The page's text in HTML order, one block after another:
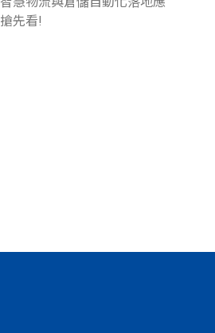
先看!